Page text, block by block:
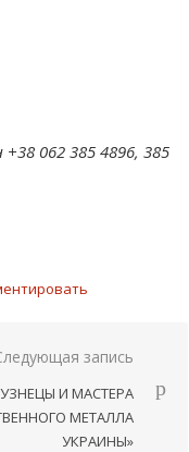
062 385 4896, 385
запись
И МАСТЕРА
МЕТАЛЛА
УКРАИНЫ»